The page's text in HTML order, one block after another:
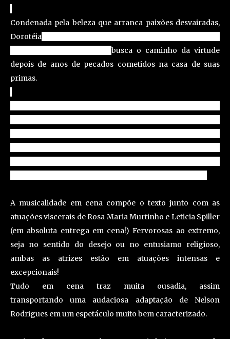
Condenada pela beleza que arranca paixões desvairadas,
Dorotéia
da morte do filho, agora,busca o caminho da virtude
depois de anos de pecados cometidos na casa de suas
primas.
A musicalidade em cena compõe o texto junto com as
atuações viscerais de Rosa Maria Murtinho e Leticia Spiller
(em absoluta entrega em cena!) Fervorosas ao extremo,
seja no sentido do desejo ou no entusiamo religioso,
ambas as atrizes estão em atuações intensas e
excepcionais!
Tudo em cena traz muita ousadia, assim
transportando uma audaciosa adaptação de Nelson
Rodrigues em um espetáculo muito bem caracterizado.